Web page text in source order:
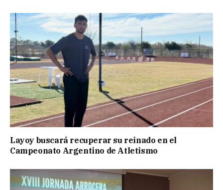
Layoy buscará recuperar su reinado en el
Campeonato Argentino de Atletismo